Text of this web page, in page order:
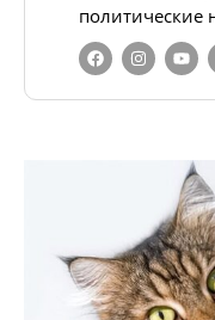
политические